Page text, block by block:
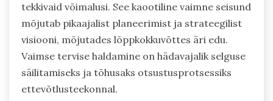
tekkivaid võimalusi. See kaootiline vaimne seisund
mõjutab pikaajalist planeerimist ja strateegilist
visiooni, mõjutades lõppkokkuvõttes äri edu.
Vaimse tervise haldamine on hädavajalik selguse
säilitamiseks ja tõhusaks otsustusprotsessiks
ettevõtlusteekonnal.